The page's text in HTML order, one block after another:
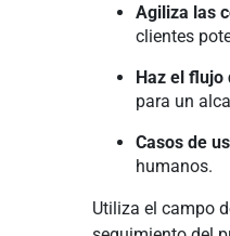
Agiliza las
clientes
Haz el
para un
Casos de
humanos.
Utiliza el campo